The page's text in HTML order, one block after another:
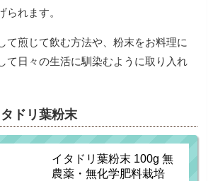
られます。
て煎じて飲む方法や、粉末をお料理に
て日々の生活に馴染むように取り入れ
ドリ葉粉末
イタドリ葉粉末 100g 無
農薬・無化学肥料栽培